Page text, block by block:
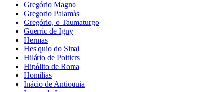
Gregório Magno
Gregorio Palamàs
Gregório, o Taumaturgo
Guerric de Igny
Hermas
Hesiquio do Sinai
Hilário de Poitiers
Hipólito de Roma
Homilias
Inácio de Antioquia